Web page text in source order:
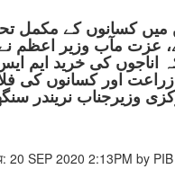
میں کسانوں کے مکمل
ہے، عزت مآب وزیر اعظم
اناجوں کی خرید ایم
اور کسانوں کی
وزیرجناب نریندر
20 SEP 2020 2:13PM by